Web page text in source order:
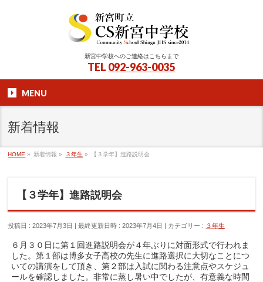
新宮中学校へのご連絡はこちらまで
TEL 092-963-0035
MENU
新着情報
HOME » 新着情報 » ３年生 » 【３学年】進路説明会
【３学年】進路説明会
投稿日 : 2023年7月3日 最終更新日時 : 2023年7月4日 カテゴリー : ３年生
６月３０日に第１回進路説明会が４年ぶりに対面形式で行われま
した。第１部は博多女子高校の先生に進路選択に大切なことにつ
いての講演をして頂き、第２部は入試に関わる注意点やスケジュ
ールを確認しました。非常に蒸し暑い中でしたが、有意義な時間